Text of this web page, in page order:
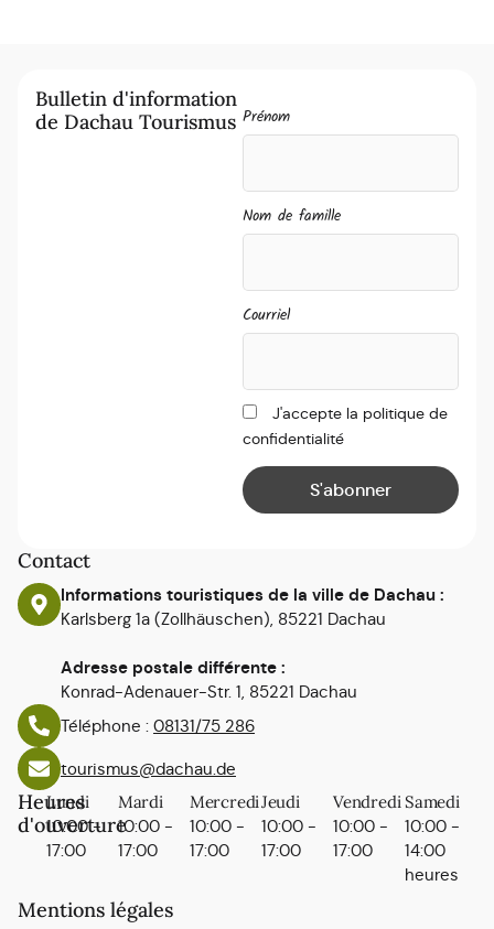
Contact
Informations touristiques de la ville de Dachau :
Karlsberg 1a (Zollhäuschen), 85221 Dachau
Adresse postale différente :
Konrad-Adenauer-Str. 1, 85221 Dachau
Téléphone : 08131/75 286
tourismus@dachau.de
Heures
d'ouverture
Lundi
10:00 -
17:00
Mardi
10:00 -
17:00
Mercredi
10:00 -
17:00
Jeudi
10:00 -
17:00
Vendredi
10:00 -
17:00
Samedi
10:00 -
14:00
heures
Mentions légales
Bulletin d'information
de Dachau Tourismus Prénom
Nom de famille
Courriel
J'accepte la politique de
confidentialité